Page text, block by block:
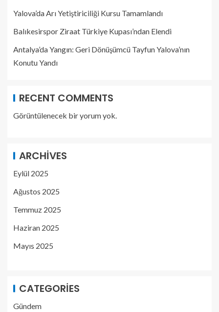
Yalova’da Arı Yetiştiriciliği Kursu Tamamlandı
Balıkesirspor Ziraat Türkiye Kupası’ndan Elendi
Antalya’da Yangın: Geri Dönüşümcü Tayfun Yalova’nın
Konutu Yandı
RECENT COMMENTS
Görüntülenecek bir yorum yok.
ARCHIVES
Eylül 2025
Ağustos 2025
Temmuz 2025
Haziran 2025
Mayıs 2025
CATEGORIES
Gündem